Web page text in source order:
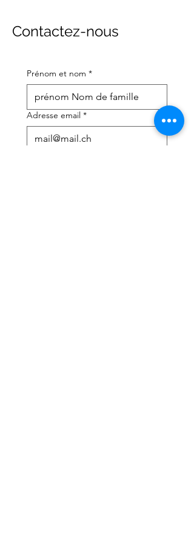
Contactez-nous
Prénom et nom *
Adresse email *